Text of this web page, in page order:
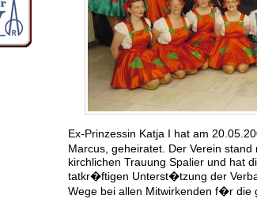
Ex-Prinzessin Katja I hat am
Marcus, geheiratet. Der Verein
kirchlichen Trauung Spalier und hat
tatkr�ftigen Unterst�tzung der
Wege bei allen Mitwirkenden f�r